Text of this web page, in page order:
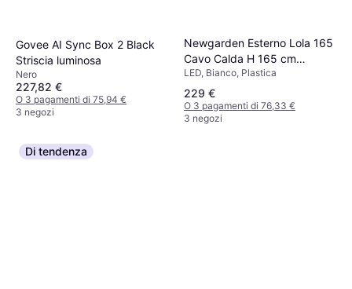
Govee AI Sync Box 2 Black
Striscia luminosa
Nero
227,82 €
O 3 pagamenti di 75,94 €
3 negozi
Newgarden Esterno Lola 165
Cavo Calda H 165 cm
Polietilene Luce Bianco Caldo
G13 22W 2200LM Lampada
da Terra
LED, Bianco, Plastica
229 €
O 3 pagamenti di 76,33 €
3 negozi
Di tendenza